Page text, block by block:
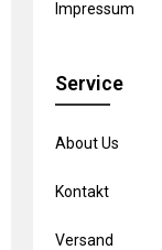
Impressum
Service
About Us
Kontakt
Versand